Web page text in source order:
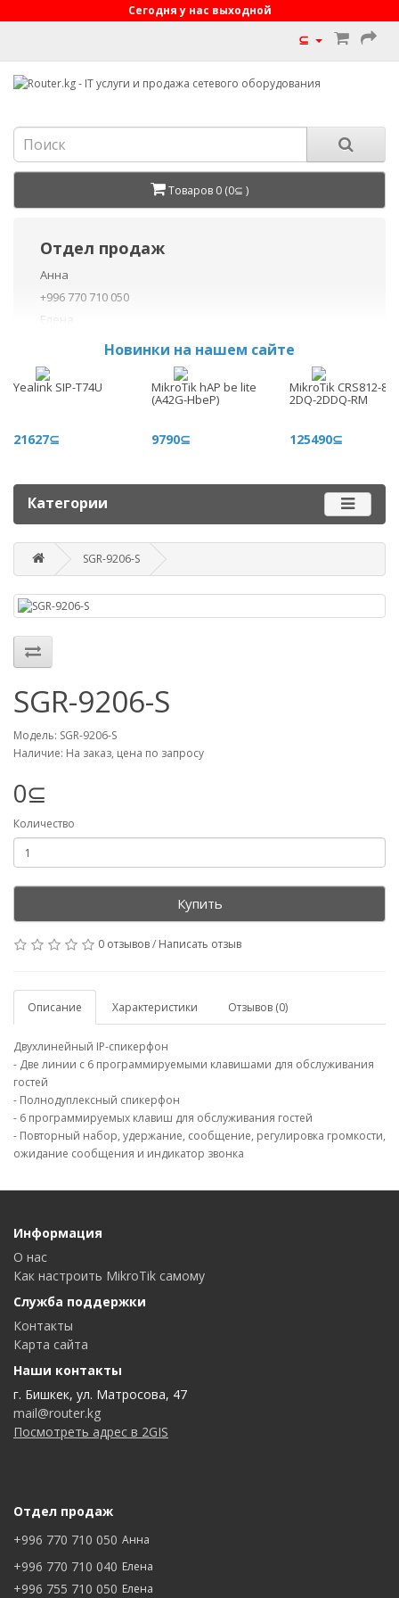
Сегодня у нас выходной
⊆
Товаров 0 (0⊆ )
Наш адрес
г. Бишкек, ул. Матросова, 47
Отдел продаж
Анна
+996 770 710 050
Елена
+996 770 710 040
+996 755 710 050
Данил
Новинки на нашем сайте
Yealink SIP-T74U
21627⊆
MikroTik hAP be lite
(A42G-HbeP)
9790⊆
MikroTik CRS812-
2DQ-2DDQ-RM
125490⊆
Категории
SGR-9206-S
SGR-9206-S
Модель: SGR-9206-S
Наличие: На заказ, цена по запросу
0⊆
Количество
Купить
0 отзывов/ Написать отзыв
Описание Характеристики Отзывов (0)
Двухлинейный IP-спикерфон
- Две линии с 6 программируемыми клавишами для обслуживания
гостей
- Полнодуплексный спикерфон
- 6 программируемых клавиш для обслуживания гостей
- Повторный набор, удержание, сообщение, регулировка громкости,
ожидание сообщения и индикатор звонка
Информация
О нас
Как настроить MikroTik самому
Служба поддержки
Контакты
Карта сайта
Наши контакты
г. Бишкек, ул. Матросова, 47
mail@router.kg
Посмотреть адрес в 2GIS
Отдел продаж
+996 770 710 050 Анна
+996 770 710 040 Елена
+996 755 710 050 Елена